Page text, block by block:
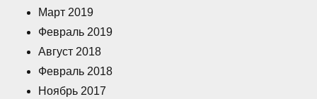
Март 2019
Февраль 2019
Август 2018
Февраль 2018
Ноябрь 2017